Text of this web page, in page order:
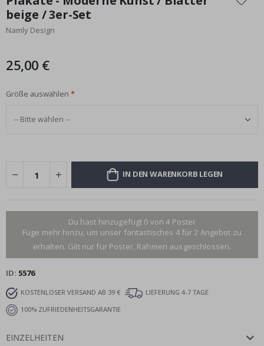
der
Bildgalerie
springen
beige / 3er-Set
Namly Design
25,00 €
Größe auswählen
IN DEN WARENKORB LEGEN
Du hast hinzugefügt 0 von 4 Poster
Füge mehr hinzu, um unser fantastisches 4 für 2 Angebot zu
erhalten. Gilt nur für Poster, Rahmen ausgeschlossen.
ID 5576
KOSTENLOSER VERSAND AB 39 €
LIEFERUNG 4-7 TAGE
100% ZUFRIEDENHEITSGARANTIE
EINZELHEITEN